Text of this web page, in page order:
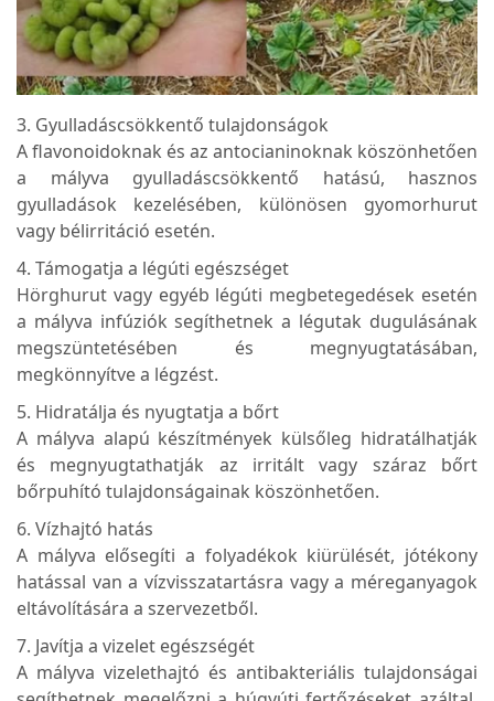
3. Gyulladáscsökkentő tulajdonságok
A flavonoidoknak és az antocianinoknak köszönhetően
a mályva gyulladáscsökkentő hatású, hasznos
gyulladások kezelésében, különösen gyomorhurut
vagy bélirritáció esetén.
4. Támogatja a légúti egészséget
Hörghurut vagy egyéb légúti megbetegedések esetén
a mályva infúziók segíthetnek a légutak dugulásának
megszüntetésében és megnyugtatásában,
megkönnyítve a légzést.
5. Hidratálja és nyugtatja a bőrt
A mályva alapú készítmények külsőleg hidratálhatják
és megnyugtathatják az irritált vagy száraz bőrt
bőrpuhító tulajdonságainak köszönhetően.
6. Vízhajtó hatás
A mályva elősegíti a folyadékok kiürülését, jótékony
hatással van a vízvisszatartásra vagy a méreganyagok
eltávolítására a szervezetből.
7. Javítja a vizelet egészségét
A mályva vizelethajtó és antibakteriális tulajdonságai